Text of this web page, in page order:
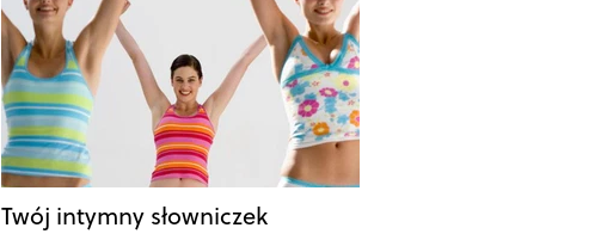
Twój intymny słowniczek